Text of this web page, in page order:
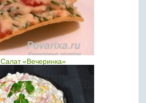
Салат «Вечеринка»